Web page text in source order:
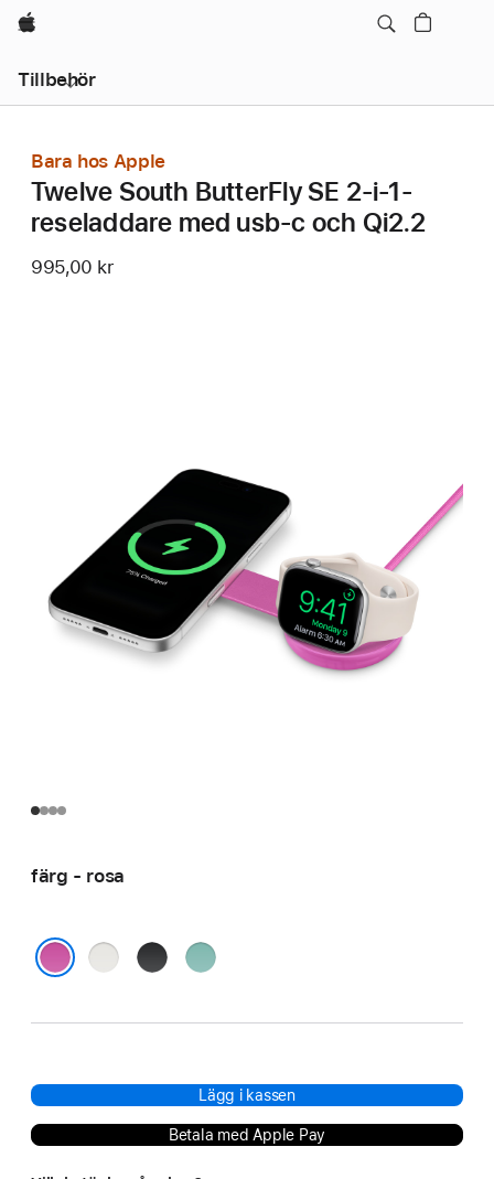
Apple
Tillbehör
navigering
–
menyBara hos Apple
Twelve South ButterFly SE 2-i-1-
reseladdare med usb-c och Qi2.2
995,00 kr
färg - rosa
vit svart grön
Lägg i kassen
Betala med Apple Pay